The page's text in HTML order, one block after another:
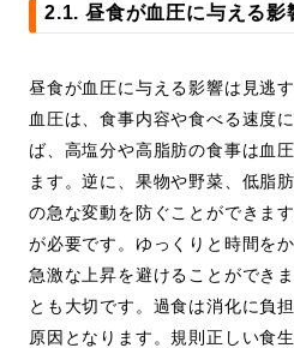
2.1. 昼食が血圧に与える影
昼食が血圧に与える影響は見逃
血圧は、食事内容や食べる速度
ば、高塩分や高脂肪の食事は血
ます。逆に、果物や野菜、低脂
の急な変動を防ぐことができま
が必要です。ゆっくりと時間を
急激な上昇を避けることができ
とも大切です。過食は消化に負
原因となります。規則正しい食